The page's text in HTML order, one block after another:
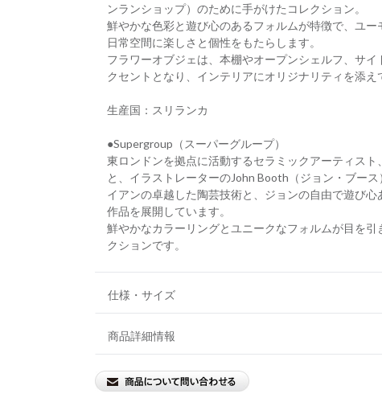
ンランショップ）のために手がけたコレクション。
鮮やかな色彩と遊び心のあるフォルムが特徴で、ユー
日常空間に楽しさと個性をもたらします。
フラワーオブジェは、本棚やオープンシェルフ、サ
クセントとなり、インテリアにオリジナリティを添え
生産国：スリランカ
●Supergroup（スーパーグループ）
東ロンドンを拠点に活動するセラミックアーティス
と、イラストレーターのJohn Booth（ジョン・ブース
イアンの卓越した陶芸技術と、ジョンの自由で遊び
作品を展開しています。
鮮やかなカラーリングとユニークなフォルムが目を
クションです。
仕様・サイズ
商品詳細情報